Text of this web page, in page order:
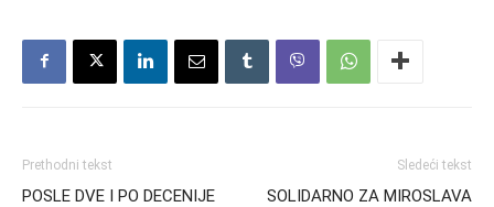
Prethodni tekst
POSLE DVE I PO DECENIJE
Sledeći tekst
SOLIDARNO ZA MIROSLAVA